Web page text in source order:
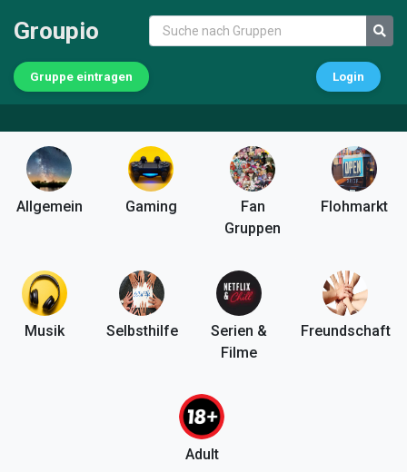
Groupio
Gruppe eintragen Login
Allgemein Gaming
Fan
Gruppen
Flohmarkt
Musik Selbsthilfe
Serien &
Filme
Freundschaft
Adult